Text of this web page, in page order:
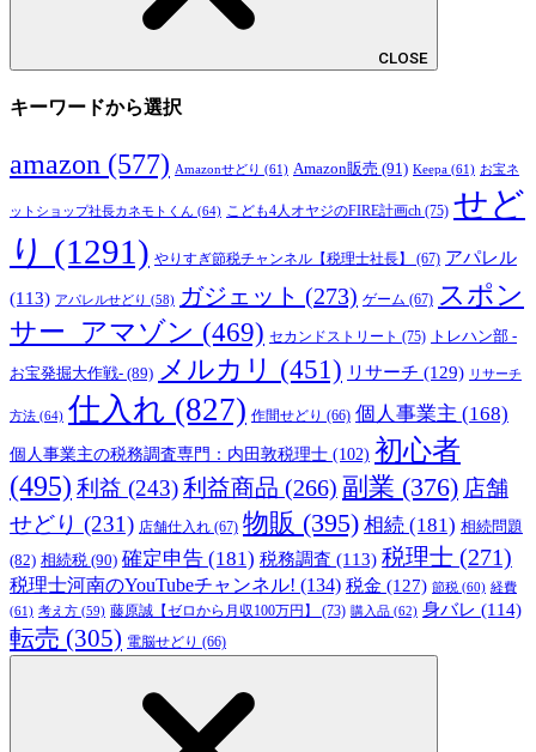
CLOSE
キーワードから選択
amazon (577) Amazonせどり (61) Amazon販売 (91) Keepa (61) お宝ネ
ットショップ社長カネモトくん (64) こども4人オヤジのFIRE計画ch (75) せど
り (1291) やりすぎ節税チャンネル【税理士社長】 (67) アパレル
(113) アパレルせどり (58) ガジェット (273) ゲーム (67) スポン
サー_アマゾン (469) セカンドストリート (75) トレハン部 -
お宝発掘大作戦- (89) メルカリ (451) リサーチ (129) リサーチ
方法 (64) 仕入れ (827) 作間せどり (66) 個人事業主 (168)
個人事業主の税務調査専門：内田敦税理士 (102) 初心者
(495) 利益 (243)利益商品 (266) 副業 (376) 店舗
せどり (231) 店舗仕入れ (67) 物販 (395) 相続 (181) 相続問題
(82) 相続税 (90) 確定申告 (181) 税務調査 (113) 税理士 (271)
税理士河南のYouTubeチャンネル! (134) 税金 (127) 節税 (60) 経費
(61) 考え方 (59) 藤原誠【ゼロから月収100万円】 (73) 購入品 (62) 身バレ (114)
転売 (305) 電脳せどり (66)